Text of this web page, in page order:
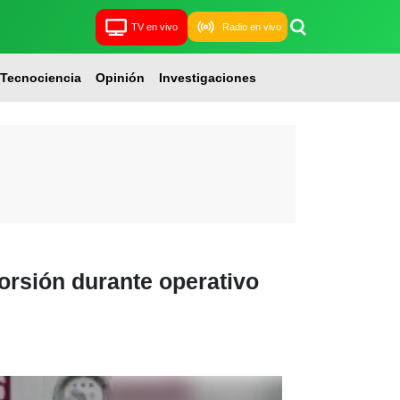
TV en vivo Radio en vivo
Tecnociencia Opinión Investigaciones
durante operativo